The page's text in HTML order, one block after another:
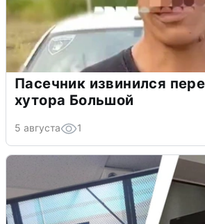
Пасечник извинился
хутора Большой
5 августа 1